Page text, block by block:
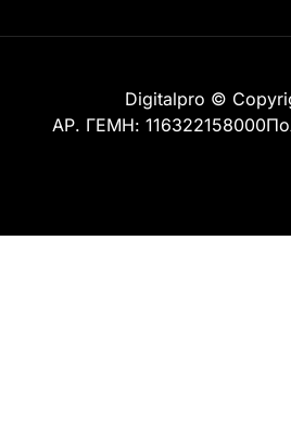
Digitalpro ©
ΑΡ. ΓΕΜΗ: 116322158000